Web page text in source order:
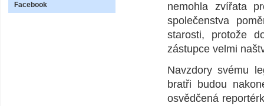
Facebook
nemohla zvířata
společenstva
starosti, protože
zástupce velmi
Navzdory svému
bratři budou
osvědčená